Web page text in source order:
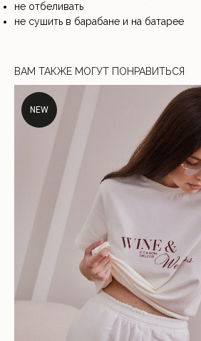
не отбеливать
не сушить в барабане и на батарее
ВАМ ТАКЖЕ МОГУТ ПОНРАВИТЬСЯ
NEW